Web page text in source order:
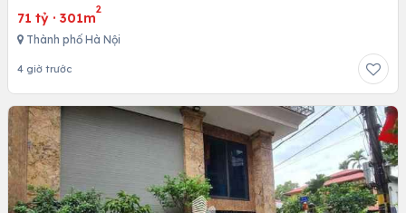
71 tỷ · 301m
2
Thành phố Hà Nội
4 giờ trước